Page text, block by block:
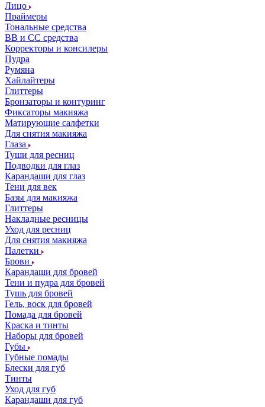
Лицо
Праймеры
Тональные средства
ВВ и СС средства
Корректоры и консилеры
Пудра
Румяна
Хайлайтеры
Глиттеры
Бронзаторы и контуринг
Фиксаторы макияжа
Матирующие салфетки
Для снятия макияжа
Глаза
Туши для ресниц
Подводки для глаз
Карандаши для глаз
Тени для век
Базы для макияжа
Глиттеры
Накладные ресницы
Уход для ресниц
Для снятия макияжа
Палетки
Брови
Карандаши для бровей
Тени и пудра для бровей
Тушь для бровей
Гель, воск для бровей
Помада для бровей
Краска и тинты
Наборы для бровей
Губы
Губные помады
Блески для губ
Тинты
Уход для губ
Карандаши для губ